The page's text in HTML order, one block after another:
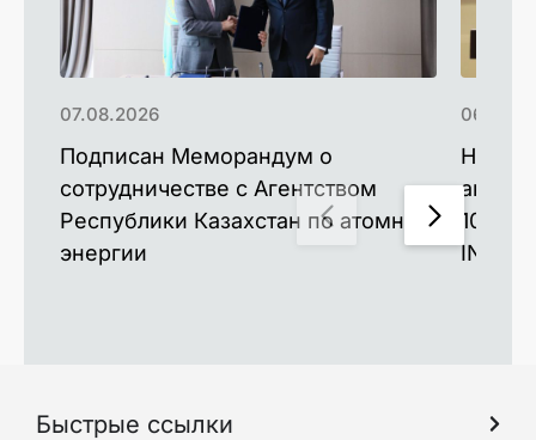
Подписан Меморандум о
сотрудничестве с Агентством
Республики Казахстан по атомной
энергии
07.08.2026
Новые
100
Быстрые ссылки